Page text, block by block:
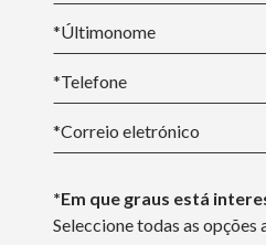
*Últimonome
*Telefone
*Correio eletrónico
*Em que graus está
Seleccione todas as opções